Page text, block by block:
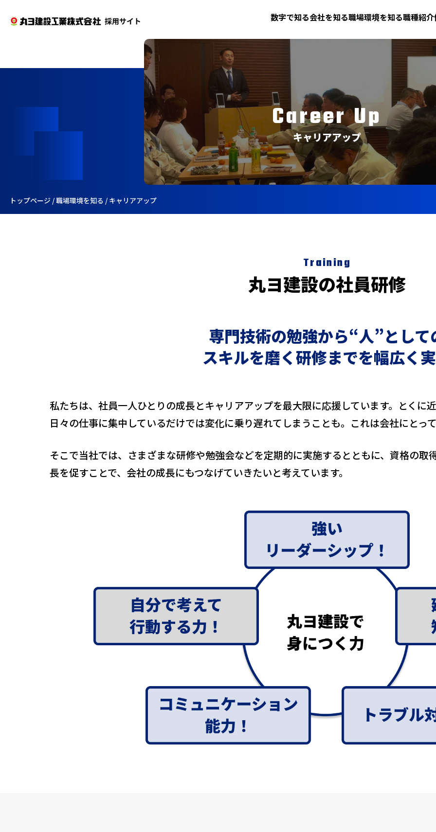
数字で知る会社を知る職場環境を知る職種紹介
Career Up
キャリアアップ
トップページ /職場環境を知る / キャリアアップ
Training
丸ヨ建設の社員研修
専門技術の勉強から“人”として
スキルを磨く研修までを幅広く
私たちは、社員一人ひとりの成長とキャリアアップを最大限に応援しています。とくに
日々の仕事に集中しているだけでは変化に乗り遅れてしまうことも。これは会社にとっ
そこで当社では、さまざまな研修や勉強会などを定期的に実施するとともに、資格の取
長を促すことで、会社の成長にもつなげていきたいと考えています。